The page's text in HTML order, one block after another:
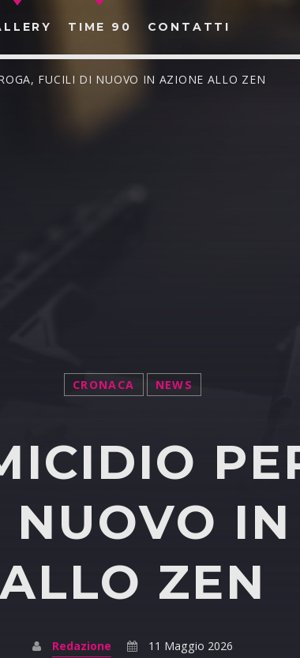
TIME 90 CONTATTI
FUCILI DI NUOVO IN AZIONE ALLO ZEN
CRONACA NEWS
ALLO ZEN
Redazione 11 Maggio 2026